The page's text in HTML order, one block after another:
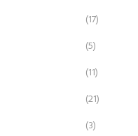
(17)
(5)
(11)
(21)
(3)